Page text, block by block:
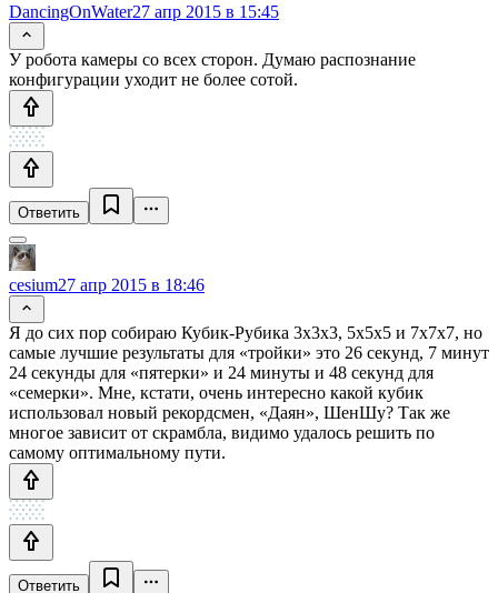
DancingOnWater27 апр 2015 в 15:45
У робота камеры со всех сторон. Думаю распознание
конфигурации уходит не более сотой.
Ответить
cesium27 апр 2015 в 18:46
Я до сих пор собираю Кубик-Рубика 3х3х3, 5х5х5 и 7х7х7, но
самые лучшие результаты для «тройки» это 26 секунд, 7 минут
24 секунды для «пятерки» и 24 минуты и 48 секунд для
«семерки». Мне, кстати, очень интересно какой кубик
использовал новый рекордсмен, «Даян», ШенШу? Так же
многое зависит от скрамбла, видимо удалось решить по
самому оптимальному пути.
Ответить